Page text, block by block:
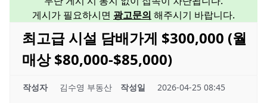
게시가 필요하시면 광고문의 해주시기 바랍니다.
최고급 시설 담배가게 $300,000 (월
매상 $80,000-$85,000)
작성자 김수영 부동산 작성일 2026-04-25 08:45